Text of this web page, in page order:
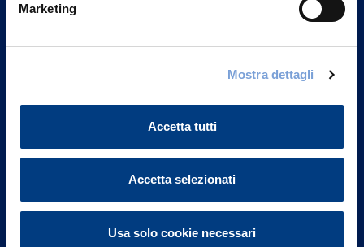
Marketing
Mostra dettagli
Accetta tutti
Accetta selezionati
Usa solo cookie necessari
FAQ
Governance
Investor Relations